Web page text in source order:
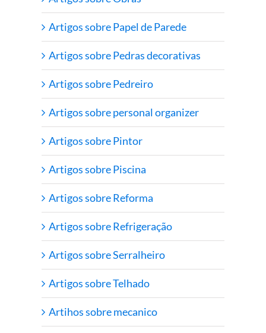
Artigos sobre Papel de Parede
Artigos sobre Pedras decorativas
Artigos sobre Pedreiro
Artigos sobre personal organizer
Artigos sobre Pintor
Artigos sobre Piscina
Artigos sobre Reforma
Artigos sobre Refrigeração
Artigos sobre Serralheiro
Artigos sobre Telhado
Artihos sobre mecanico